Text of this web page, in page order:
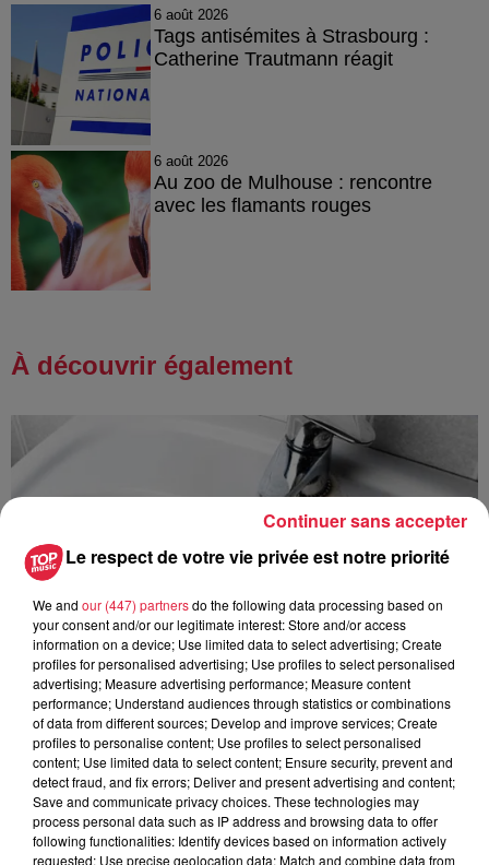
6 août 2026
Tags antisémites à Strasbourg :
Catherine Trautmann réagit
6 août 2026
Au zoo de Mulhouse : rencontre
avec les flamants rouges
À découvrir également
À Hoerdt, de l’eau brune sort des robinets
Depuis plusieurs jours, des habitants de Hoerdt ont vu de
l’eau brune s’écouler de leurs robinets. Face aux
Le respect de votre vie privée est notre priorité
We and our (447) partnersdo the following data processing based on
your consent and/or our legitimate interest: Store and/or access
information on a device; Use limited data to select advertising; Create
profiles for personalised advertising; Use profiles to select personalised
advertising; Measure advertising performance; Measure content
performance; Understand audiences through statistics or combinations
of data from different sources; Develop and improve services; Create
profiles to personalise content; Use profiles to select personalised
content; Use limited data to select content; Ensure security, prevent and
detect fraud, and fix errors; Deliver and present advertising and content;
Save and communicate privacy choices. These technologies may
process personal data such as IP address and browsing data to offer
following functionalities: Identify devices based on information actively
requested; Use precise geolocation data; Match and combine data from
Continuer sans accepter